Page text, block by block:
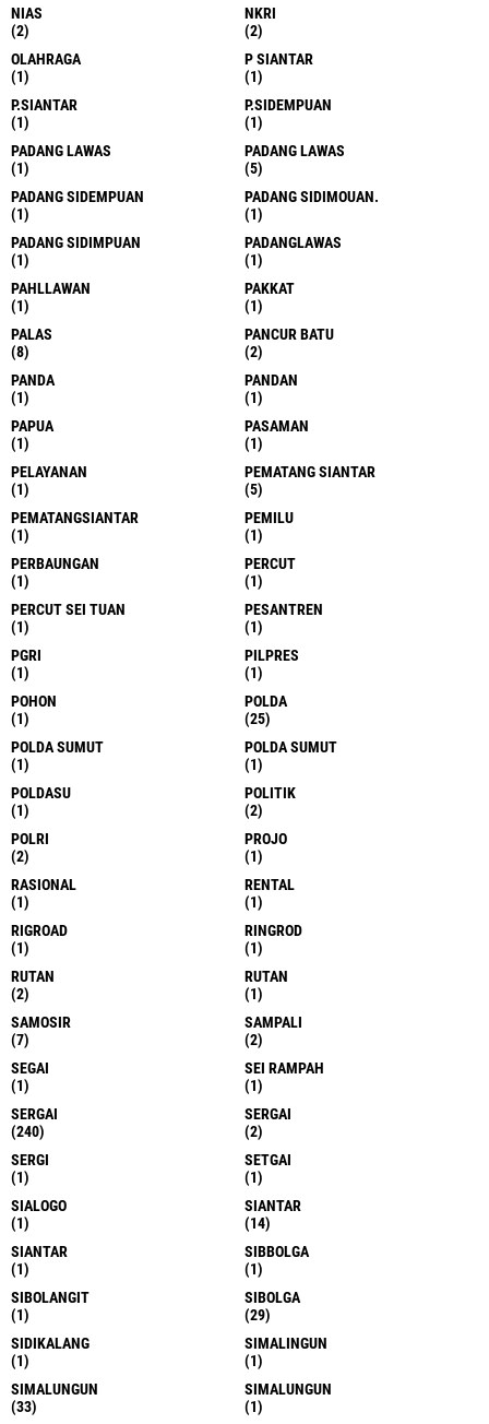
NIAS
(2)
NKRI
(2)
OLAHRAGA
(1)
P SIANTAR
(1)
P.SIANTAR
(1)
P.SIDEMPUAN
(1)
PADANG LAWAS
(1)
PADANG LAWAS
(5)
PADANG SIDEMPUAN
(1)
PADANG SIDIMOUAN.
(1)
PADANG SIDIMPUAN
(1)
PADANGLAWAS
(1)
PAHLLAWAN
(1)
PAKKAT
(1)
PALAS
(8)
PANCUR BATU
(2)
PANDA
(1)
PANDAN
(1)
PAPUA
(1)
PASAMAN
(1)
PELAYANAN
(1)
PEMATANG SIANTAR
(5)
PEMATANGSIANTAR
(1)
PEMILU
(1)
PERBAUNGAN
(1)
PERCUT
(1)
PERCUT SEI TUAN
(1)
PESANTREN
(1)
PGRI
(1)
PILPRES
(1)
POHON
(1)
POLDA
(25)
POLDA SUMUT
(1)
POLDA SUMUT
(1)
POLDASU
(1)
POLITIK
(2)
POLRI
(2)
PROJO
(1)
RASIONAL
(1)
RENTAL
(1)
RIGROAD
(1)
RINGROD
(1)
RUTAN
(2)
RUTAN
(1)
SAMOSIR
(7)
SAMPALI
(2)
SEGAI
(1)
SEI RAMPAH
(1)
SERGAI
(240)
SERGAI
(2)
SERGI
(1)
SETGAI
(1)
SIALOGO
(1)
SIANTAR
(14)
SIANTAR
(1)
SIBBOLGA
(1)
SIBOLANGIT
(1)
SIBOLGA
(29)
SIDIKALANG
(1)
SIMALINGUN
(1)
SIMALUNGUN
(33)
SIMALUNGUN
(1)